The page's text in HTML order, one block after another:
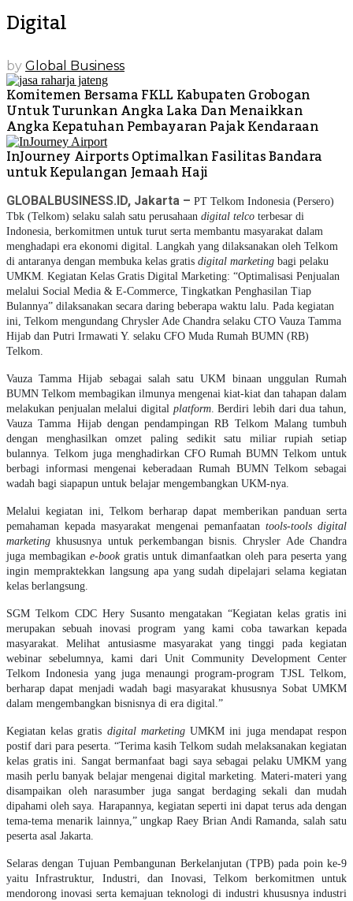
Digital
by Global Business
Komitemen Bersama FKLL Kabupaten Grobogan
Untuk Turunkan Angka Laka Dan Menaikkan
Angka Kepatuhan Pembayaran Pajak Kendaraan
InJourney Airports Optimalkan Fasilitas Bandara
untuk Kepulangan Jemaah Haji
GLOBALBUSINESS.ID, Jakarta – PT Telkom Indonesia (Persero)
Tbk (Telkom) selaku salah satu perusahaan digital telco terbesar di
Indonesia, berkomitmen untuk turut serta membantu masyarakat dalam
menghadapi era ekonomi digital. Langkah yang dilaksanakan oleh Telkom
di antaranya dengan membuka kelas gratis digital marketing bagi pelaku
UMKM. Kegiatan Kelas Gratis Digital Marketing: “Optimalisasi Penjualan
melalui Social Media & E-Commerce, Tingkatkan Penghasilan Tiap
Bulannya” dilaksanakan secara daring beberapa waktu lalu. Pada kegiatan
ini, Telkom mengundang Chrysler Ade Chandra selaku CTO Vauza Tamma
Hijab dan Putri Irmawati Y. selaku CFO Muda Rumah BUMN (RB)
Telkom.
Vauza Tamma Hijab sebagai salah satu UKM binaan unggulan Rumah
BUMN Telkom membagikan ilmunya mengenai kiat-kiat dan tahapan dalam
melakukan penjualan melalui digital platform. Berdiri lebih dari dua tahun,
Vauza Tamma Hijab dengan pendampingan RB Telkom Malang tumbuh
dengan menghasilkan omzet paling sedikit satu miliar rupiah setiap
bulannya. Telkom juga menghadirkan CFO Rumah BUMN Telkom untuk
berbagi informasi mengenai keberadaan Rumah BUMN Telkom sebagai
wadah bagi siapapun untuk belajar mengembangkan UKM-nya.
Melalui kegiatan ini, Telkom berharap dapat memberikan panduan serta
pemahaman kepada masyarakat mengenai pemanfaatan tools-tools digital
marketing khususnya untuk perkembangan bisnis. Chrysler Ade Chandra
juga membagikan e-bookgratis untuk dimanfaatkan oleh para peserta yang
ingin mempraktekkan langsung apa yang sudah dipelajari selama kegiatan
kelas berlangsung.
SGM Telkom CDC Hery Susanto mengatakan “Kegiatan kelas gratis ini
merupakan sebuah inovasi program yang kami coba tawarkan kepada
masyarakat. Melihat antusiasme masyarakat yang tinggi pada kegiatan
webinar sebelumnya, kami dari Unit Community Development Center
Telkom Indonesia yang juga menaungi program-program TJSL Telkom,
berharap dapat menjadi wadah bagi masyarakat khususnya Sobat UMKM
dalam mengembangkan bisnisnya di era digital.”
Kegiatan kelas gratis digital marketingUMKM ini juga mendapat respon
postif dari para peserta. “Terima kasih Telkom sudah melaksanakan kegiatan
kelas gratis ini. Sangat bermanfaat bagi saya sebagai pelaku UMKM yang
masih perlu banyak belajar mengenai digital marketing. Materi-materi yang
disampaikan oleh narasumber juga sangat berdaging sekali dan mudah
dipahami oleh saya. Harapannya, kegiatan seperti ini dapat terus ada dengan
tema-tema menarik lainnya,” ungkap Raey Brian Andi Ramanda, salah satu
peserta asal Jakarta.
Selaras dengan Tujuan Pembangunan Berkelanjutan (TPB) pada poin ke-9
yaitu Infrastruktur, Industri, dan Inovasi, Telkom berkomitmen untuk
mendorong inovasi serta kemajuan teknologi di industri khususnya industri